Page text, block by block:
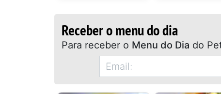
Receber o menu do dia
Para receber o Menu do Dia do